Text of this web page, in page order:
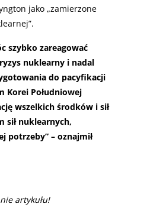
jako „zamierzone
szybko zareagować
nuklearny i nadal
do pacyfikacji
Korei Południowej
wszelkich środków i sił
sił nuklearnych,
potrzeby” – oznajmił
artykułu!